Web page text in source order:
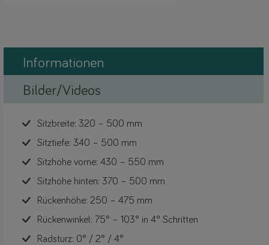
Informationen
Bilder/Videos
Sitzbreite: 320 – 500 mm
Sitztiefe: 340 – 500 mm
Sitzhöhe vorne: 430 – 550 mm
Sitzhöhe hinten: 370 – 500 mm
Rückenhöhe: 250 – 475 mm
Rückenwinkel: 75° – 103° in 4° Schritten
Radsturz: 0° / 2° / 4°